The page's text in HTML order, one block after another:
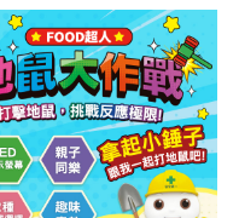
外購物流程說明』
家長樂了!「風車書版集團暨FOOD超人企業總部」目前正興建中!
自由!
如需更改或重開發票 需在訂單成立三天內通知客服 寄回發票需附上回郵郵票